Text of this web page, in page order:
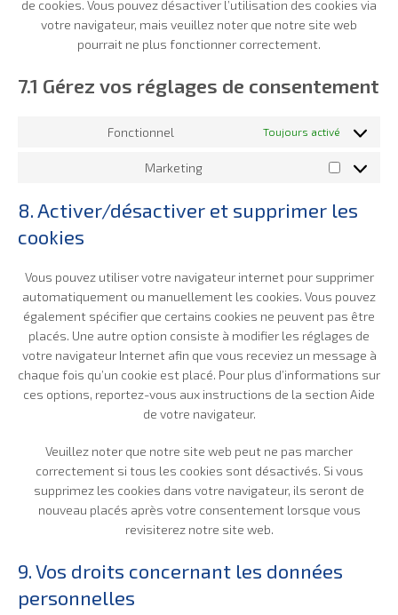
de cookies. Vous pouvez désactiver l’utilisation des cookies via
votre navigateur, mais veuillez noter que notre site web
pourrait ne plus fonctionner correctement.
7.1 Gérez vos réglages de consentement
Fonctionnel Toujours activé
Marketing Marketing
8. Activer/désactiver et supprimer les
cookies
Vous pouvez utiliser votre navigateur internet pour supprimer
automatiquement ou manuellement les cookies. Vous pouvez
également spécifier que certains cookies ne peuvent pas être
placés. Une autre option consiste à modifier les réglages de
votre navigateur Internet afin que vous receviez un message à
chaque fois qu’un cookie est placé. Pour plus d’informations sur
ces options, reportez-vous aux instructions de la section Aide
de votre navigateur.
Veuillez noter que notre site web peut ne pas marcher
correctement si tous les cookies sont désactivés. Si vous
supprimez les cookies dans votre navigateur, ils seront de
nouveau placés après votre consentement lorsque vous
revisiterez notre site web.
9. Vos droits concernant les données
personnelles